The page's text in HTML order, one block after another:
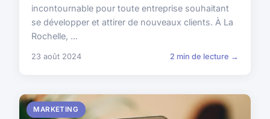
incontournable pour toute entreprise souhaitant
se développer et attirer de nouveaux clients. À La
Rochelle, ...
23 août 2024 2 min de lecture →
MARKETING